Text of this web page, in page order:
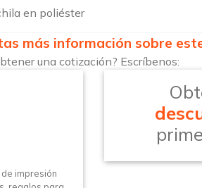
en poliéster
más información sobre
una cotización? Escríbenos:
impresión